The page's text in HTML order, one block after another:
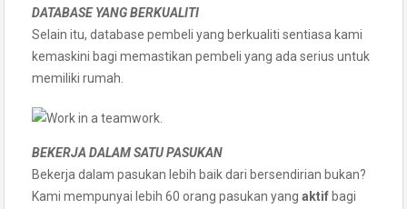
DATABASE YANG BERKUALITI
Selain itu, database pembeli yang berkualiti sentiasa kami
kemaskini bagi memastikan pembeli yang ada serius untuk
memiliki rumah.
BEKERJA DALAM SATU PASUKAN
Bekerja dalam pasukan lebih baik dari bersendirian bukan?
Kami mempunyai lebih 60 orang pasukan yang aktif bagi